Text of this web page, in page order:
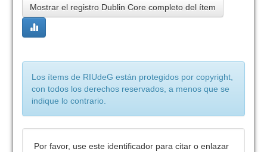
Mostrar el registro Dublin Core completo del ítem
Los ítems de RIUdeG están protegidos por copyright,
con todos los derechos reservados, a menos que se
indique lo contrario.
Por favor, use este identificador para citar o enlazar